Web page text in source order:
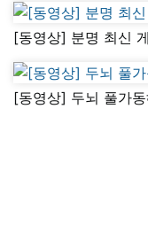
[동영상] 분명 최신
[동영상] 두뇌 풀가